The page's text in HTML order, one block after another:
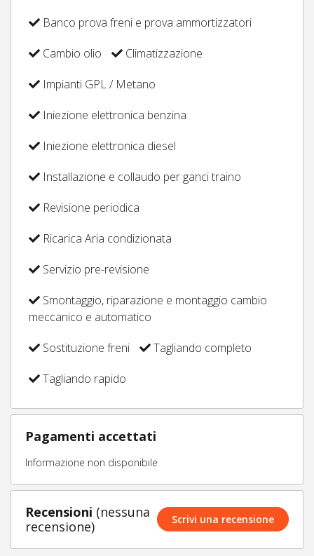
Banco prova freni e prova ammortizzatori
Cambio olio
Climatizzazione
Impianti GPL / Metano
Iniezione elettronica benzina
Iniezione elettronica diesel
Installazione e collaudo per ganci traino
Revisione periodica
Ricarica Aria condizionata
Servizio pre-revisione
Smontaggio, riparazione e montaggio cambio
meccanico e automatico
Sostituzione freni
Tagliando completo
Tagliando rapido
Pagamenti accettati
Informazione non disponibile
Recensioni (nessuna
recensione)
Scrivi una recensione